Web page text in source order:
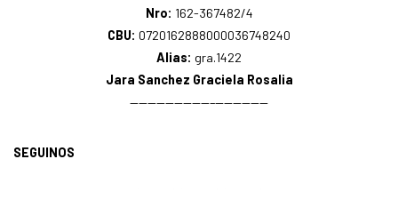
Nro: 162-367482/4
CBU: 0720162888000036748240
Alias: gra.1422
Jara Sanchez Graciela Rosalia
—————————–——————
SEGUINOS